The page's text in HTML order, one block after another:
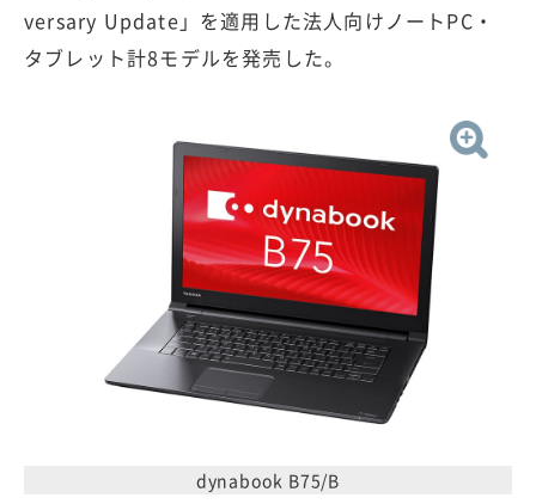
versary Update」を適用した法人向けノートPC・
タブレット計8モデルを発売した。
dynabook B75/B